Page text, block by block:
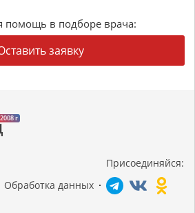
помощь в подборе врача:
заявку
г
Обработка данных
Присоединяйся: